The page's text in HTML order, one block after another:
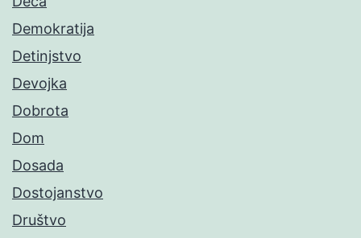
Demokratija
Detinjstvo
Devojka
Dobrota
Dom
Dosada
Dostojanstvo
Društvo